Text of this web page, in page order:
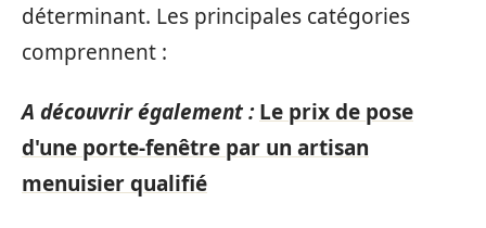
déterminant. Les principales catégories
comprennent :
A découvrir également : Le prix de pose
d'une porte-fenêtre par un artisan
menuisier qualifié